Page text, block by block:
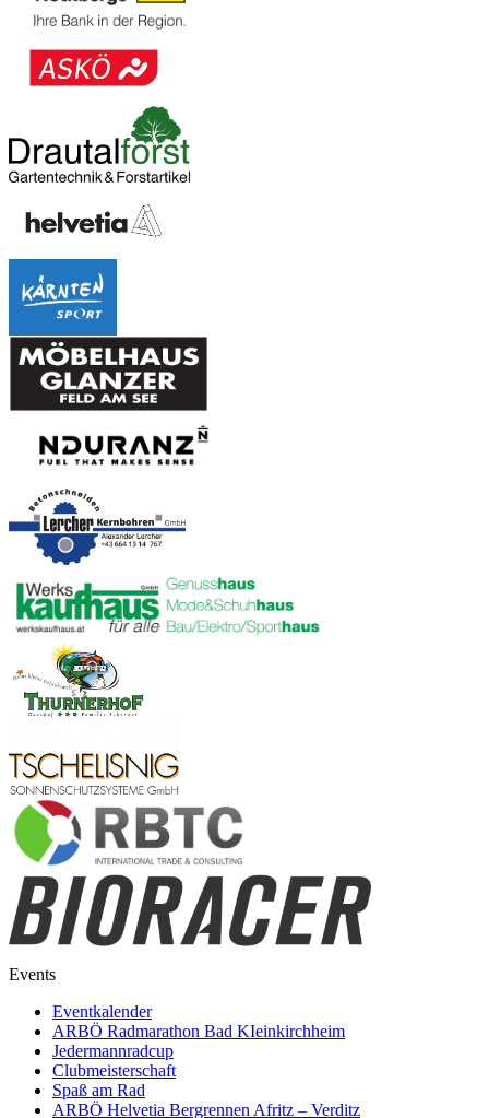
Events
Eventkalender
ARBÖ Radmarathon Bad KIeinkirchheim
Jedermannradcup
Clubmeisterschaft
Spaß am Rad
ARBÖ Helvetia Bergrennen Afritz – Verditz